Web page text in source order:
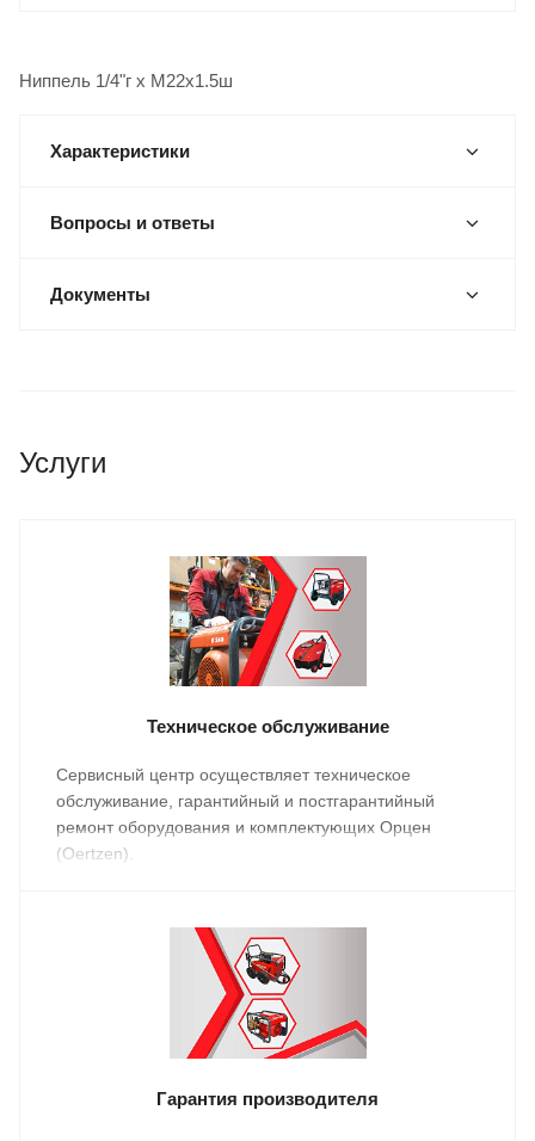
Ниппель 1/4"г x M22x1.5ш
Характеристики
Вопросы и ответы
Документы
Услуги
Техническое обслуживание
Сервисный центр осуществляет техническое
обслуживание, гарантийный и постгарантийный
ремонт оборудования и комплектующих Орцен
(Oertzen).
Гарантия производителя